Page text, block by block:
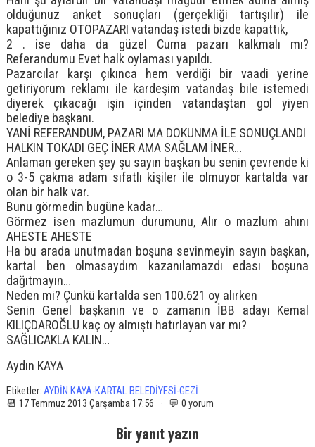
olduğunuz anket sonuçları (gerçekliği tartışılır) ile
kapattığınız OTOPAZARI vatandaş istedi bizde kapattık,
2 . ise daha da güzel Cuma pazarı kalkmalı mı?
Referandumu Evet halk oylaması yapıldı.
Pazarcılar karşı çıkınca hem verdiği bir vaadi yerine
getiriyorum reklamı ile kardeşim vatandaş bile istemedi
diyerek çıkacağı işin içinden vatandaştan gol yiyen
belediye başkanı.
YANİ REFERANDUM, PAZARI MA DOKUNMA İLE SONUÇLANDI
HALKIN TOKADI GEÇ İNER AMA SAĞLAM İNER…
Anlaman gereken şey şu sayın başkan bu senin çevrende ki
o 3-5 çakma adam sıfatlı kişiler ile olmuyor kartalda var
olan bir halk var.
Bunu görmedin bugüne kadar…
Görmez isen mazlumun durumunu, Alır o mazlum ahını
AHESTE AHESTE
Ha bu arada unutmadan boşuna sevinmeyin sayın başkan,
kartal ben olmasaydım kazanılamazdı edası boşuna
dağıtmayın…
Neden mi? Çünkü kartalda sen 100.621 oy alırken
Senin Genel başkanın ve o zamanın İBB adayı Kemal
KILIÇDAROĞLU kaç oy almıştı hatırlayan var mı?
SAĞLICAKLA KALIN…
Aydın KAYA
Etiketler: AYDİN KAYA-KARTAL BELEDİYESİ-GEZİ
📆 17 Temmuz 2013 Çarşamba 17:56 · 💬 0 yorum ·
Bir yanıt yazın